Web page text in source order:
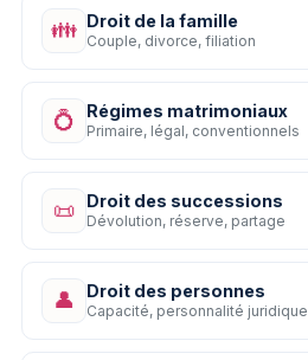
👪 Droit de la famille
Couple, divorce, filiation
💍 Régimes matrimoniaux
Primaire, légal, conventionnels
📜 Droit des successions
Dévolution, réserve, partage
👤 Droit des personnes
Capacité, personnalité juridique